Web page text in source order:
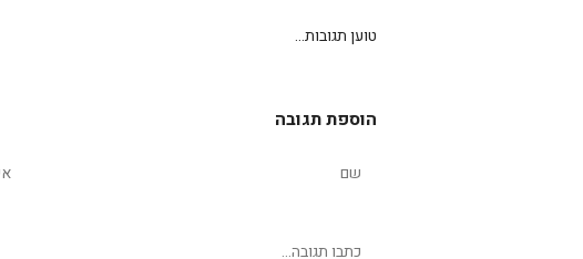
טוען תגובות...
הוספת תגובה